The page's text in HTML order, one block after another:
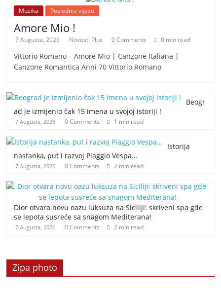
Muzika Poslednje vijesti
Amore Mio !
7 Augusta, 2026 Novosti Plus 0 Comments 0 min read
Vittorio Romano – Amore Mio | Canzone Italiana |
Canzone Romantica Anni 70 Vittorio Romano
Beogr
ad je izmijenio čak 15 imena u svojoj istoriji !
7 Augusta, 2026 0 Comments 1 min read
Istorija
nastanka, put i razvoj Piaggio Vespa…
7 Augusta, 2026 0 Comments 2 min read
Dior otvara novu oazu luksuza na Siciliji: skriveni spa gde
se lepota susreće sa snagom Mediterana!
7 Augusta, 2026 0 Comments 2 min read
Zipa photo